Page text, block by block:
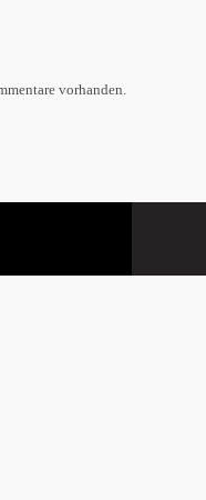
vorhanden.